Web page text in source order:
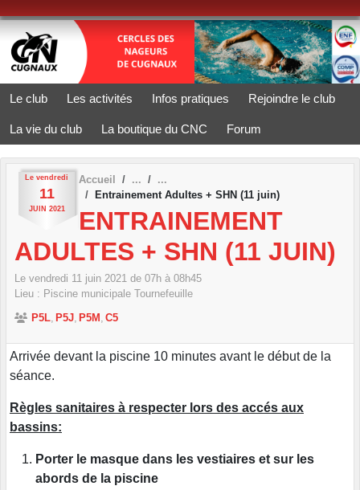
Le club Les activités Infos pratiques Rejoindre le club
La vie du club La boutique du CNC Forum
Le vendredi
11
JUIN 2021
Accueil
Entrainement Adultes + SHN (11 juin)
ENTRAINEMENT
ADULTES + SHN (11 JUIN)
Le vendredi 11 juin 2021 de 07h à 08h45
Lieu : Piscine municipale Tournefeuille
P5L P5J P5M C5
Arrivée devant la piscine 10 minutes avant le début de la
séance.
Règles sanitaires à respecter lors des accés aux
bassins:
Porter le masque dans les vestiaires et sur les
abords de la piscine